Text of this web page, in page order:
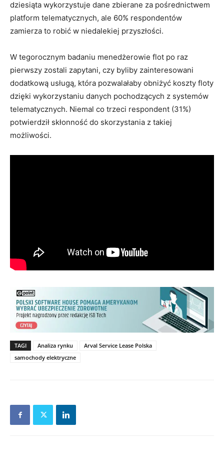
dziesiąta wykorzystuje dane zbierane za pośrednictwem
platform telematycznych, ale 60% respondentów
zamierza to robić w niedalekiej przyszłości.
W tegorocznym badaniu menedżerowie flot po raz
pierwszy zostali zapytani, czy byliby zainteresowani
dodatkową usługą, która pozwalałaby obniżyć koszty floty
dzięki wykorzystaniu danych pochodzących z systemów
telematycznych. Niemal co trzeci respondent (31%)
potwierdził skłonność do skorzystania z takiej
możliwości.
TAGI Analiza rynku
Arval Service Lease Polska
samochody elektryczne